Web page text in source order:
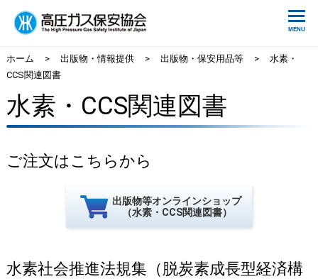
ホーム > 出版物・情報提供 > 出版物・保安用品等 >
水素・
CCS関連図書
水素・CCS関連図書
ご注文はこちらから
出版物等オンラインショップ
（水素・CCS関連図書）
水素社会推進法規集（脱炭素成長型経済構